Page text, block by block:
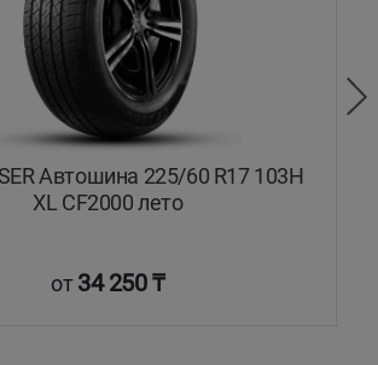
Автошина 225/60 R17 103H
XL CF2000 лето
от34 250 ₸